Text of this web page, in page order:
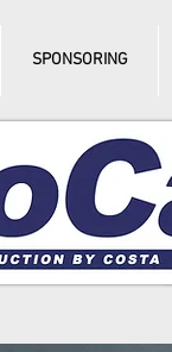
SPONSORING